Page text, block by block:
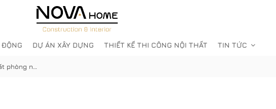
DỰ ÁN XÂY DỰNG THIẾT KẾ THI CÔNG NỘI THẤT TIN TỨC